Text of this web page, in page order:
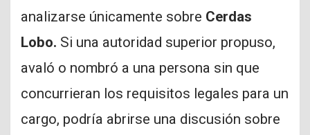
analizarse únicamente sobre Cerdas
Lobo. Si una autoridad superior propuso,
avaló o nombró a una persona sin que
concurrieran los requisitos legales para un
cargo, podría abrirse una discusión sobre